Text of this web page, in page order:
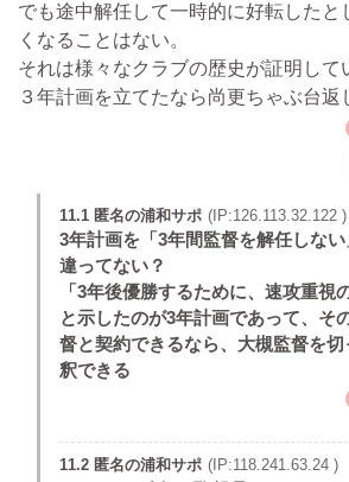
でも途中解任して一時的に好転したと
くなることはない。
それは様々なクラブの歴史が証明して
３年計画を立てたなら尚更ちゃぶ台返
11.1 匿名の浦和サポ (IP:126.113.32.122 )
3年計画を「3年間監督を解任しな
違ってない？
「3年後優勝するために、速攻重視
と示したのが3年計画であって、そ
督と契約できるなら、大槻監督を
釈できる
11.2 匿名の浦和サポ (IP:118.241.63.24 )